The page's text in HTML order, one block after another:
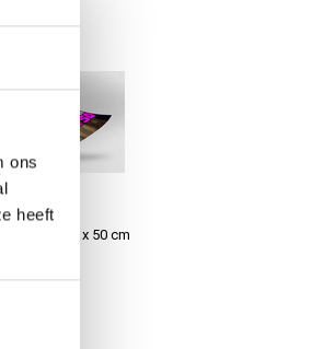
ons
heeft
Art poster 40 x 50 cm